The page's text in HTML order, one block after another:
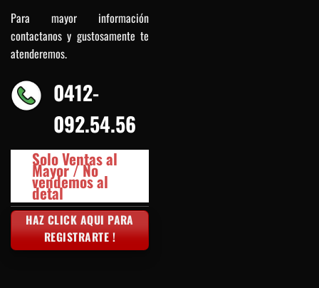
Para mayor información
contactanos y gustosamente te
atenderemos.
0412-
092.54.56
Solo Ventas al
Mayor / No
vendemos al
detal
HAZ CLICK AQUI PARA
REGISTRARTE !